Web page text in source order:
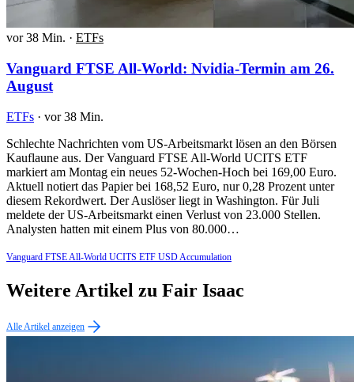
vor 38 Min. · ETFs
Vanguard FTSE All-World: Nvidia-Termin am 26.
August
ETFs · vor 38 Min.
Schlechte Nachrichten vom US-Arbeitsmarkt lösen an den Börsen
Kauflaune aus. Der Vanguard FTSE All-World UCITS ETF
markiert am Montag ein neues 52-Wochen-Hoch bei 169,00 Euro.
Aktuell notiert das Papier bei 168,52 Euro, nur 0,28 Prozent unter
diesem Rekordwert. Der Auslöser liegt in Washington. Für Juli
meldete der US-Arbeitsmarkt einen Verlust von 23.000 Stellen.
Analysten hatten mit einem Plus von 80.000…
Vanguard FTSE All-World UCITS ETF USD Accumulation
Weitere Artikel zu Fair Isaac
Alle Artikel anzeigen